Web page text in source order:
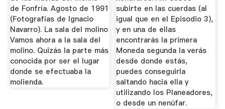
de Fonfría. Agosto de 1991
(Fotografías de Ignacio
Navarro). La sala del molino
Vamos ahora a la sala del
molino. Quizás la parte más
conocida por ser el lugar
donde se efectuaba la
molienda.
subirte en las cuerdas (al
igual que en el Episodio 3),
y en una de ellas
encontrarás la primera
Moneda segunda la verás
desde donde estás,
puedes conseguirla
saltando hacia ella y
utilizando los Planeadores,
o desde un nenúfar.